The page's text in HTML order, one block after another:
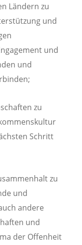
Ländern zu
und
und
und
zu
Schritt
zu
und
andere
und
der Offenheit